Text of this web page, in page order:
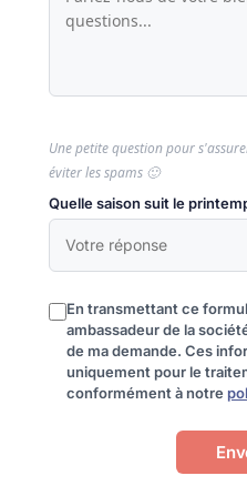
Une petite question pour
éviter les spams 🙂
Quelle saison suit le
En transmettant ce
ambassadeur de la
de ma demande. Ces
uniquement pour le
conformément à notre